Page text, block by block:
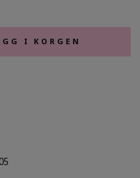
I KORGEN